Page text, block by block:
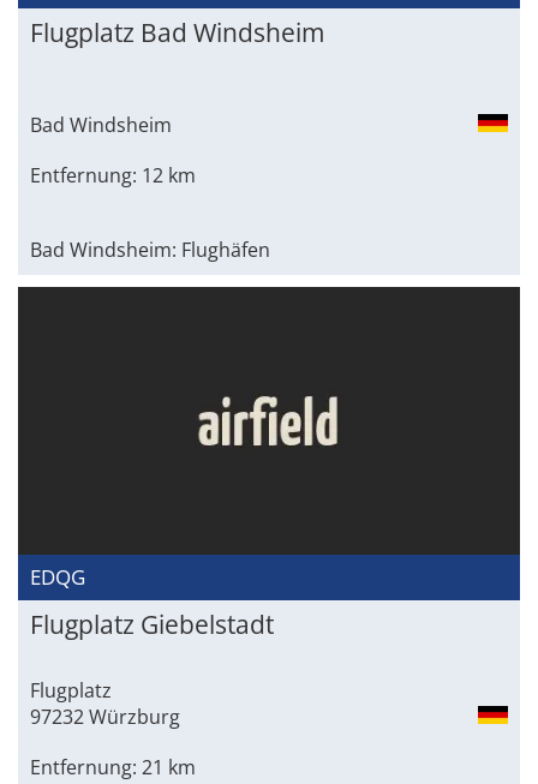
Flugplatz Bad Windsheim
Bad Windsheim
Entfernung: 12 km
Bad Windsheim: Flughäfen
EDQG
Flugplatz Giebelstadt
Flugplatz
97232 Würzburg
Entfernung: 21 km